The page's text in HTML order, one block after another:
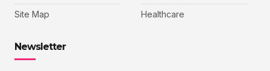
Site Map
Healthcare
Newsletter